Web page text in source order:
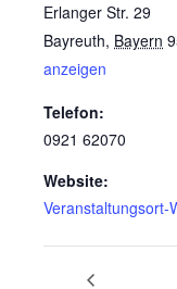
Erlanger Str. 29
Bayreuth, Bayern
anzeigen
Telefon:
0921 62070
Website:
Veranstaltungsort-